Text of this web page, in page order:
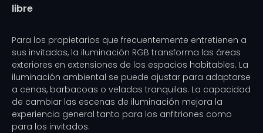
libre
Para los propietarios que frecuentemente entretienen a
sus invitados, la iluminación RGB transforma las áreas
exteriores en extensiones de los espacios habitables. La
iluminación ambiental se puede ajustar para adaptarse
a cenas, barbacoas o veladas tranquilas. La capacidad
de cambiar las escenas de iluminación mejora la
experiencia general tanto para los anfitriones como
para los invitados.